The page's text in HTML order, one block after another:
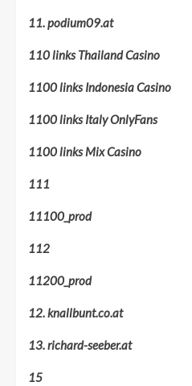
11. podium09.at
110 links Thailand Casino
1100 links Indonesia Casino
1100 links Italy OnlyFans
1100 links Mix Casino
111
11100_prod
112
11200_prod
12. knallbunt.co.at
13. richard-seeber.at
15